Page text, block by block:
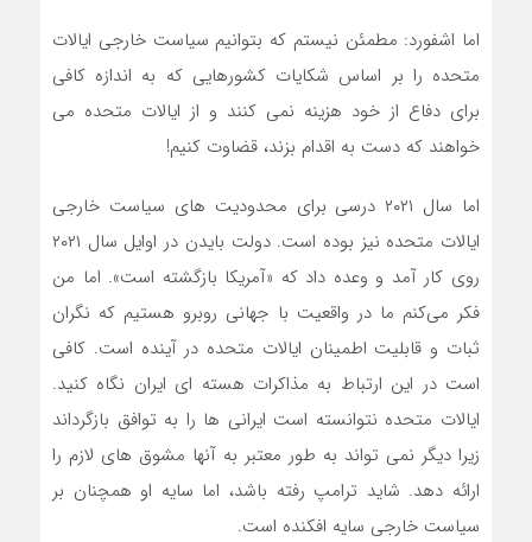
اما اشفورد: مطمئن نیستم که بتوانیم سیاست خارجی ایالات
متحده را بر اساس شکایات کشورهایی که به اندازه کافی
برای دفاع از خود هزینه نمی کنند و از ایالات متحده می
خواهند که دست به اقدام بزند، قضاوت کنیم!
اما سال ۲۰۲۱ درسی برای محدودیت های سیاست خارجی
ایالات متحده نیز بوده است. دولت بایدن در اوایل سال ۲۰۲۱
روی کار آمد و وعده داد که «آمریکا بازگشته است». اما من
فکر می‌کنم ما در واقعیت با جهانی روبرو هستیم که نگران
ثبات و قابلیت اطمینان ایالات متحده در آینده است. کافی
است در این ارتباط به مذاکرات هسته ای ایران نگاه کنید.
ایالات متحده نتوانسته است ایرانی ها را به توافق بازگرداند
زیرا دیگر نمی تواند به طور معتبر به آنها مشوق های لازم را
ارائه دهد. شاید ترامپ رفته باشد، اما سایه او همچنان بر
سیاست خارجی سایه افکنده است.